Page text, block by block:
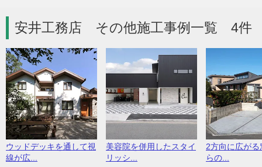
安井工務店 その他施工事例一覧 4件
ウッドデッキを通して視
線が広...
美容院を併用したスタイ
リッシ...
2方向に広がる
らの...